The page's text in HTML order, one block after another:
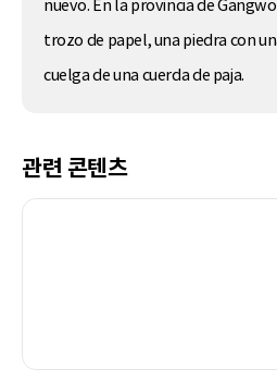
nuevo. En la provincia de
trozo de papel, una piedra con
cuelga de una cuerda de paja.
관련 콘텐츠